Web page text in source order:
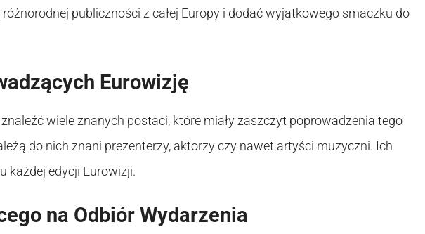
publiczności z całej Europy i dodać wyjątkowego smaczku do
Eurowizję
wiele znanych postaci, które miały zaszczyt poprowadzenia tego
do nich znani prezenterzy, aktorzy czy nawet artyści muzyczni. Ich
każdej edycji Eurowizji.
na Odbiór Wydarzenia